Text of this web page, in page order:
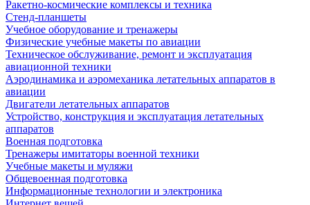
Ракетно-космические комплексы и техника
Стенд-планшеты
Учебное оборудование и тренажеры
Физические учебные макеты по авиации
Техническое обслуживание, ремонт и эксплуатация
авиационной техники
Аэродинамика и аэромеханика летательных аппаратов в
авиации
Двигатели летательных аппаратов
Устройство, конструкция и эксплуатация летательных
аппаратов
Военная подготовка
Тренажеры имитаторы военной техники
Учебные макеты и муляжи
Общевоенная подготовка
Информационные технологии и электроника